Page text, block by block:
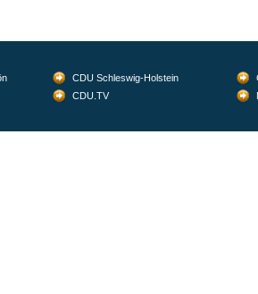
CDU Schleswig-Holstein
CDU.TV